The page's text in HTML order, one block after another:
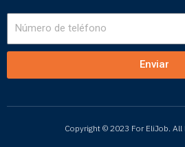
teléfono
Enviar
Copyright © 2023 For EliJob. All